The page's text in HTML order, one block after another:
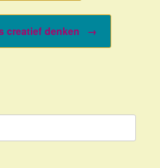
creatief denken →